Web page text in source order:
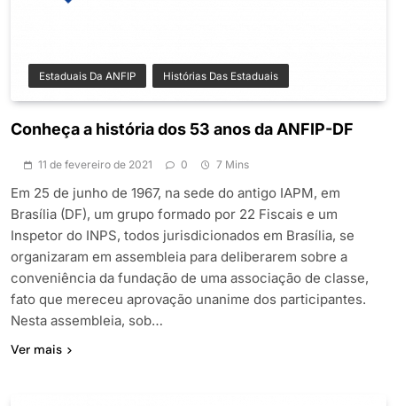
Estaduais Da ANFIP Histórias Das Estaduais
Conheça a história dos 53 anos da ANFIP-DF
11 de fevereiro de 2021 0 7 Mins
Em 25 de junho de 1967, na sede do antigo IAPM, em
Brasília (DF), um grupo formado por 22 Fiscais e um
Inspetor do INPS, todos jurisdicionados em Brasília, se
organizaram em assembleia para deliberarem sobre a
conveniência da fundação de uma associação de classe,
fato que mereceu aprovação unanime dos participantes.
Nesta assembleia, sob…
Ver mais